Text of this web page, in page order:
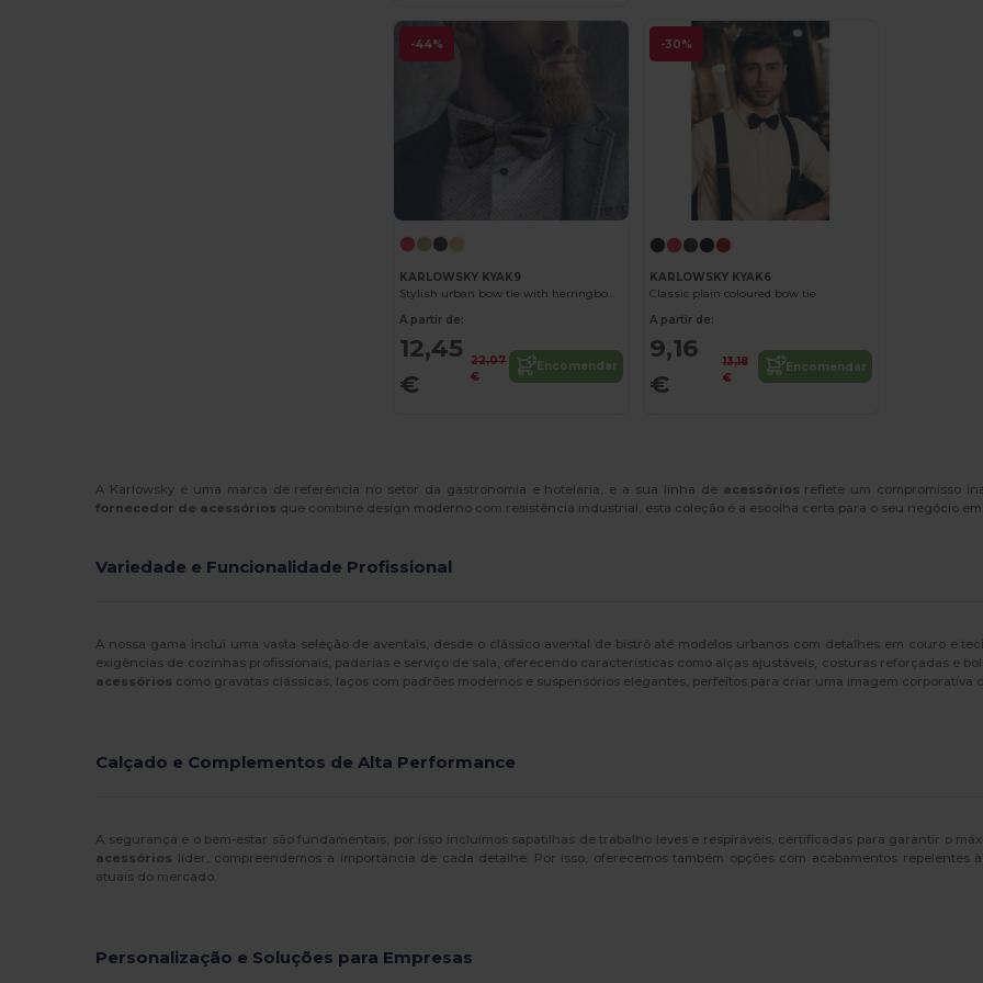
Valento (74)
-44%
KARLOWSKY KYAK9
Stylish urban bow tie with herringbone pattern
A partir de:
12,45
€
22,07
€
Encomendar
-30%
KARLOWSKY KYAK6
Classic plain coloured bow tie
A partir de:
9,16
€
13,18
€
Encomendar
A Karlowsky é uma marca de referência no setor da gastronomia e hotelaria, e a sua linha de acessórios reflete um compromisso
fornecedor de acessórios que combine design moderno com resistência industrial, esta coleção é a escolha certa para o seu negócio em
Variedade e Funcionalidade Profissional
A nossa gama inclui uma vasta seleção de aventais, desde o clássico avental de bistrô até modelos urbanos com detalhes em couro e
exigências de cozinhas profissionais, padarias e serviço de sala, oferecendo características como alças ajustáveis, costuras reforçadas e
acessórios como gravatas clássicas, laços com padrões modernos e suspensórios elegantes, perfeitos para criar uma imagem corporativa
Calçado e Complementos de Alta Performance
A segurança e o bem-estar são fundamentais, por isso incluímos sapatilhas de trabalho leves e respiráveis, certificadas para garantir o
acessórios líder, compreendemos a importância de cada detalhe. Por isso, oferecemos também opções com acabamentos
atuais do mercado.
Personalização e Soluções para Empresas